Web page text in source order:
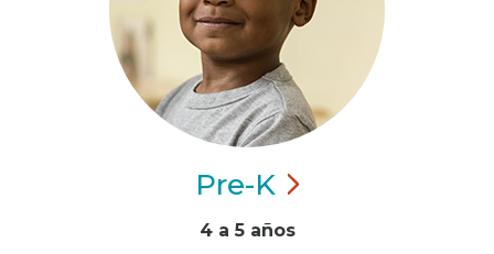
Pre-K
4 a 5 años